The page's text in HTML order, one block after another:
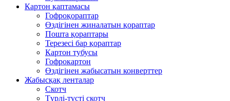
Картон қаптамасы
Гофроқораптар
Өздігінен жиналатын қораптар
Пошта қораптары
Терезесі бар қораптар
Картон тубусы
Гофрокартон
Өздігінен жабысатын конверттер
Жабысқақ ленталар
Скотч
Түрлі-түсті скотч